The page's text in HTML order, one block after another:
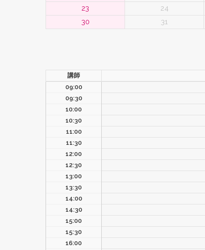
23
24
30
31
講師
09:00
09:30
10:00
10:30
11:00
11:30
12:00
12:30
13:00
13:30
14:00
14:30
15:00
15:30
16:00